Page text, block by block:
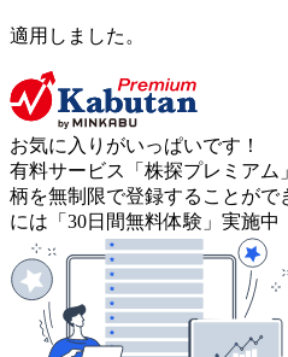
適用しました。
お気に入りがいっぱいです！
有料サービス「株探プレミア
柄を無制限で登録することが
には「30日間無料体験」実施中